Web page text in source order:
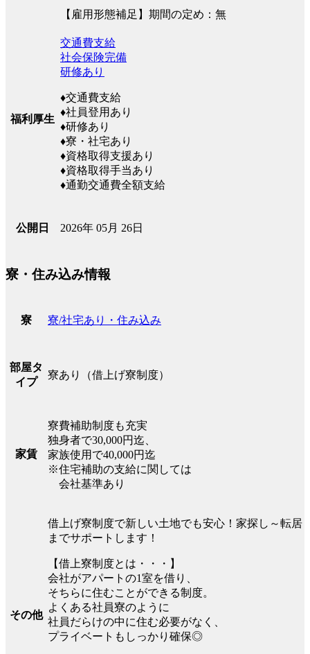
【雇用形態補足】期間の定め：無
福利厚生
交通費支給
社会保険完備
研修あり
♦交通費支給
♦社員登用あり
♦研修あり
♦寮・社宅あり
♦資格取得支援あり
♦資格取得手当あり
♦通勤交通費全額支給
公開日 2026年 05月 26日
寮・住み込み情報
寮 寮/社宅あり・住み込み
部屋タ
イプ
寮あり（借上げ寮制度）
家賃
寮費補助制度も充実
独身者で30,000円迄、
家族使用で40,000円迄
※住宅補助の支給に関しては
会社基準あり
その他
借上げ寮制度で新しい土地でも安心！家探し～転居
までサポートします！
【借上寮制度とは・・・】
会社がアパートの1室を借り、
そちらに住むことができる制度。
よくある社員寮のように
社員だらけの中に住む必要がなく、
プライベートもしっかり確保◎